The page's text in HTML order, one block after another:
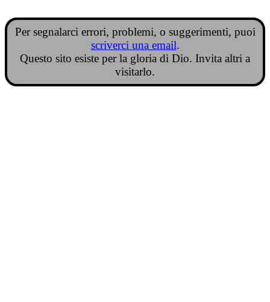
Per segnalarci errori, problemi, o suggerimenti, puoi
scriverci una email.
Questo sito esiste per la gloria di Dio. Invita altri a
visitarlo.